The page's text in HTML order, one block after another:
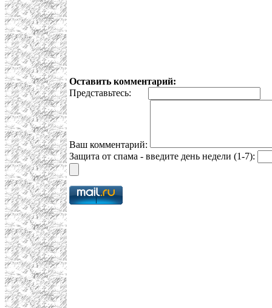
Оставить комментарий:
Представьтесь:
Ваш комментарий:
Защита от спама - введите день недели (1-7):